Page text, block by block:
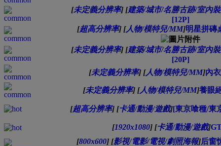
[未定義分辨率] [建築/城市/名勝古跡/室內
[12P]
[超高分辨率] [人物/模特兒/MM]明星拼磚
[未定義分辨率] [建築/城市/名勝古跡/室內
[20P]
[未定義分辨率] [人物/模特兒/MM]內
[未定義分辨率] [人物/模特兒/MM]養眼
[超高分辨率] [卡通/動漫/遊戲][東京喰種/東
[1920x1080] [卡通/動漫/遊戲]
[800x600] [影視/電影/電視/劇照海報]后窗